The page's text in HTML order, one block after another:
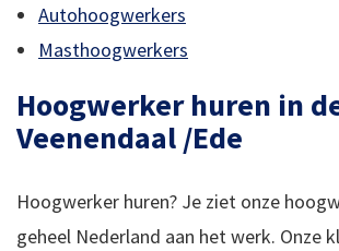
Autohoogwerkers
Masthoogwerkers
Hoogwerker huren in
Veenendaal /Ede
Hoogwerker huren? Je ziet onze
geheel Nederland aan het werk. Onze